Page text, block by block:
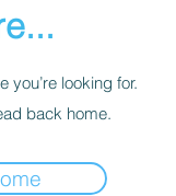
you’re looking for.
back home.